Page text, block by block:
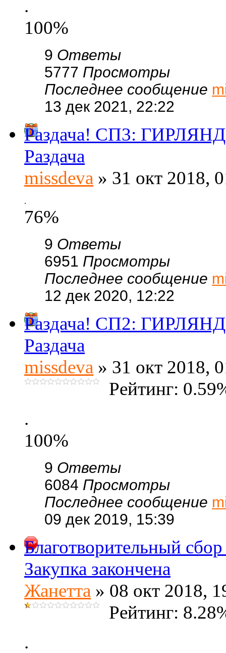
.
100%
9 Ответы
5777 Просмотры
Последнее сообщение
13 дек 2021, 22:22
Раздача! СП3:
Раздача
missdeva » 31 окт 2018,
.
76%
9 Ответы
6951 Просмотры
Последнее сообщение
12 дек 2020, 12:22
Раздача! СП2:
Раздача
missdeva » 31 окт 2018,
Рейтинг:
.
100%
9 Ответы
6084 Просмотры
Последнее сообщение
09 дек 2019, 15:39
Благотворительный
Закупка закончена
Жанетта » 08 окт 2018,
Рейтинг:
.